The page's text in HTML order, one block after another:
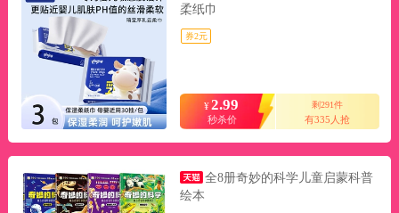
柔纸巾
券2元
¥ 2.99
秒杀价
剩291件
有335人抢
全8册奇妙的科学儿童启蒙科普
绘本